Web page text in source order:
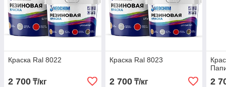
Краска Ral 8022
2 700 ₸/кг
Краска Ral 8023
2 700₸/кг 2